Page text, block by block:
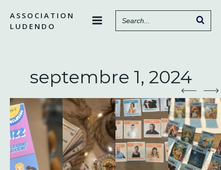
contenu
ASSOCIATION
LUDENDO
septembre 1, 2024